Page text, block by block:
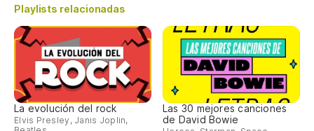
Playlists relacionadas
La evolución del rock
Elvis Presley, Janis Joplin,
Las 30 mejores canciones
de David Bowie